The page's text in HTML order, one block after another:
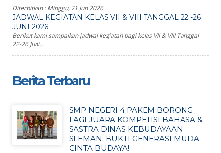
Diterbitkan :Minggu, 21 Jun 2026
JADWAL KEGIATAN KELAS VII & VIII TANGGAL 22 -26
JUNI 2026
Berikut kami sampaikan jadwal kegiatan bagi kelas VII & VIII Tanggal
22-26 Juni...
Berita Terbaru
SMP NEGERI 4 PAKEM BORONG
LAGI JUARA KOMPETISI BAHASA &
SASTRA DINAS KEBUDAYAAN
SLEMAN: BUKTI GENERASI MUDA
CINTA BUDAYA!